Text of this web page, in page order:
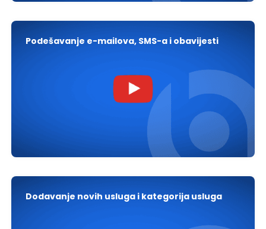
Podešavanje e-mailova, SMS-a i obavijesti
Dodavanje novih usluga i kategorija usluga